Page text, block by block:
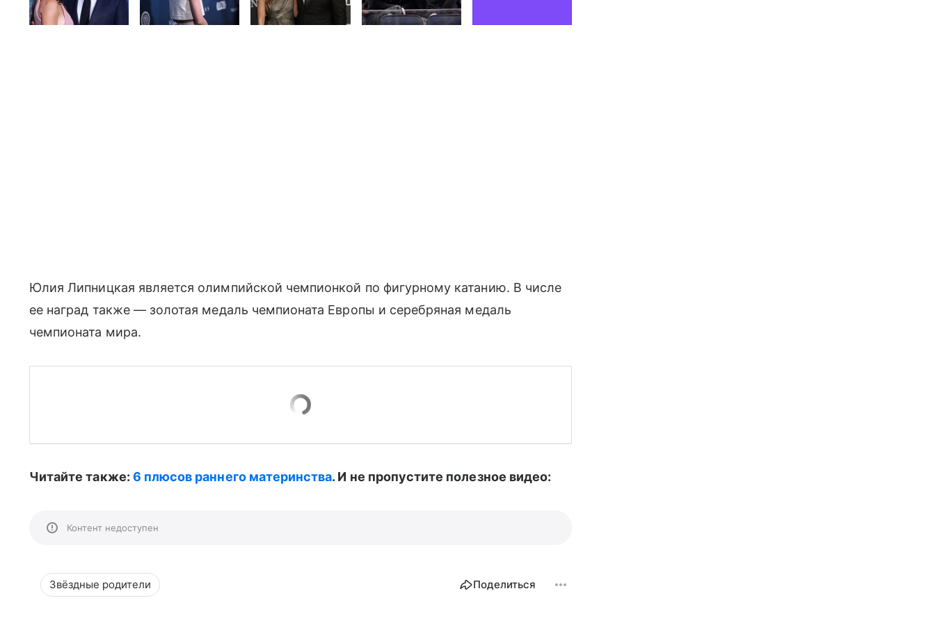
Юлия Липницкая является олимпийской чемпионкой по фигурному катанию. В числе
ее наград также — золотая медаль чемпионата Европы и серебряная медаль
чемпионата мира.
Читайте также: 6 плюсов раннего материнства. И не пропустите полезное видео:
Контент недоступен
Звёздные родители Поделиться